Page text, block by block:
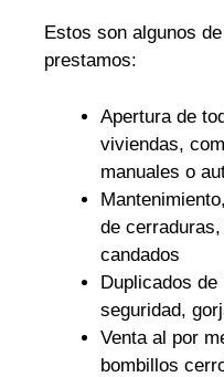
Estos son algunos
prestamos:
Apertura de
viviendas,
manuales o
de
candados
Duplicados
seguridad,
Venta al por
bombillos